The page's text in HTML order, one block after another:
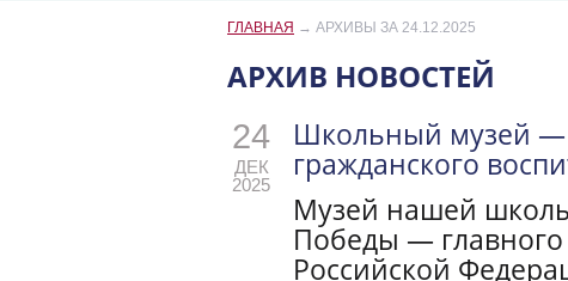
ГЛАВНАЯ → АРХИВЫ ЗА 24.12.2025
АРХИВ НОВОСТЕЙ
24
ДЕК
2025
Школьный музей —
гражданского
Музей нашей
Победы — главного
Российской